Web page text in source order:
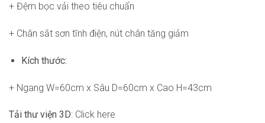
+ Đệm bọc vải theo tiêu chuẩn
+ Chân sắt sơn tĩnh điện, nút chân tăng giảm
Kích thước:
+ Ngang W=60cm x Sâu D=60cm x Cao H=43cm
Tải thư viện 3D: Click here